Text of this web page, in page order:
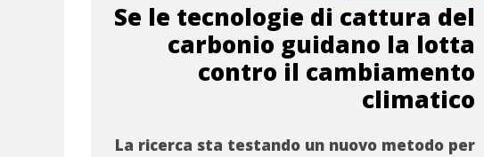
Se le tecnologie di cattura del
carbonio guidano la lotta
contro il cambiamento
climatico
La ricerca sta testando un nuovo metodo per